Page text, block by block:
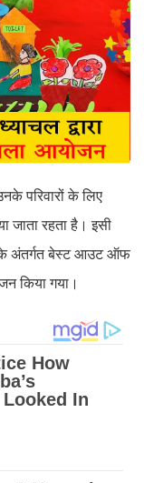
परिवारों के लिए
जाता रहता है। इसी
के अंतर्गत बेस्ट आउट ऑफ
किया गया।